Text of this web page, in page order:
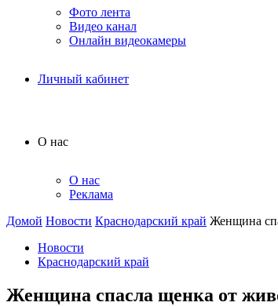
Фото лента
Видео канал
Онлайн видеокамеры
Личный кабинет
О нас
О нас
Реклама
Домой Новости Краснодарский край Женщина
Новости
Краснодарский край
Женщина спасла щенка от